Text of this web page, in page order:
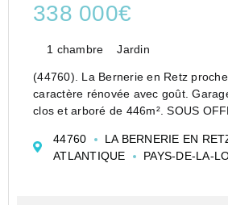
338 000€
1 chambre Jardin
(44760). La Bernerie en Retz
caractère rénovée avec goût.
clos et arboré de 446m². SOUS
découvrir cette
44760 LA BERNERIE EN
ATLANTIQUE
PAYS-DE-LA-